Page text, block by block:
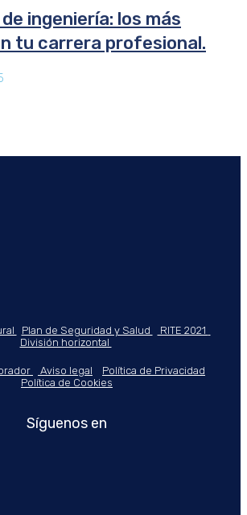
ingeniería: los más
tu carrera profesional.
Plan de Seguridad y Salud
RITE 2021
División horizontal
Aviso legal
Política de Privacidad
Política de Cookies
Síguenos en